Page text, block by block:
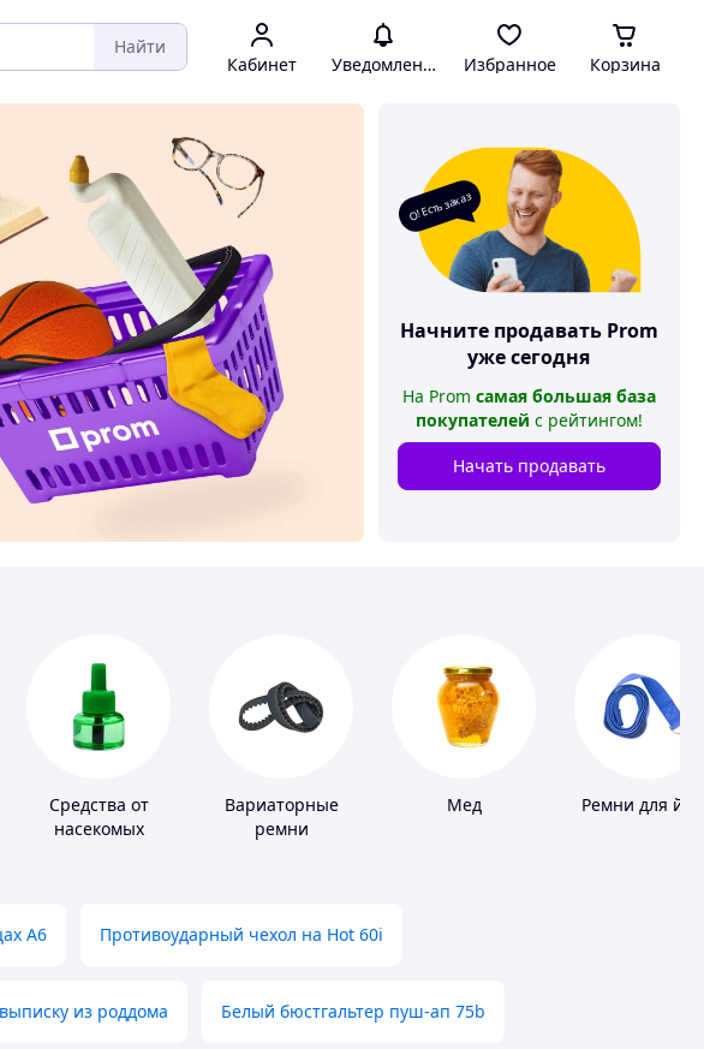
Найти
Кабинет Уведомления Избранное Корзина
О! Есть заказ
Начните продавать Prom
уже сегодня
На Prom самая большая база
покупателей с рейтингом!
Начать продавать
Средства от
насекомых
Вариаторные
ремни
Мед Ремни для
А6 Противоударный чехол на Hot 60i
из роддома Белый бюстгальтер пуш-ап 75b